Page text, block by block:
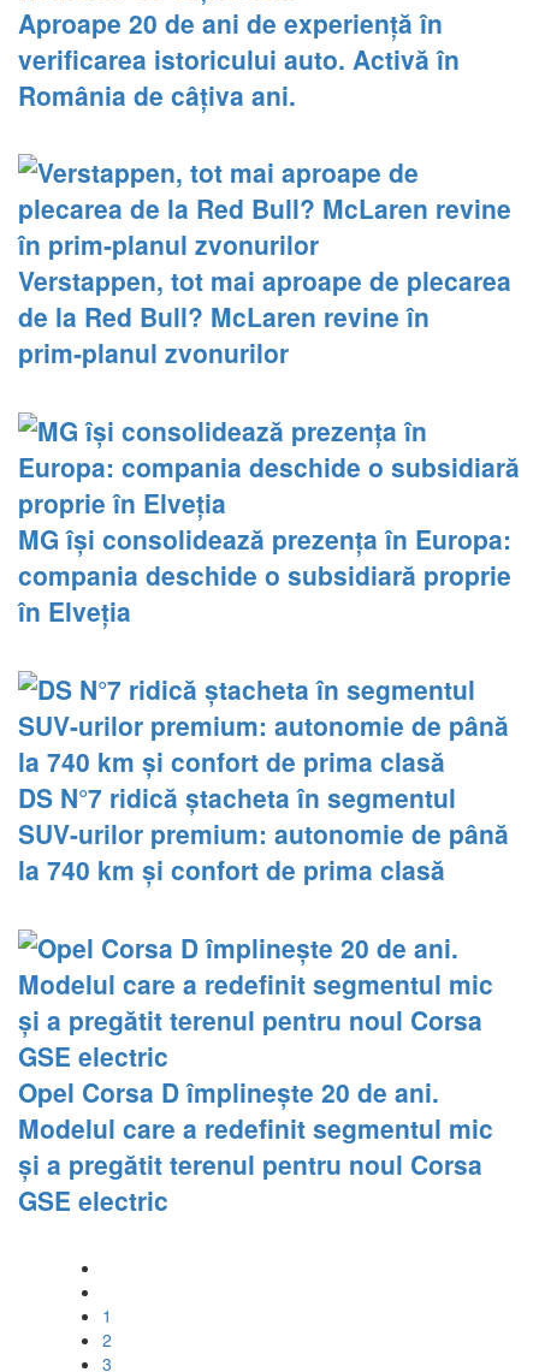
Aproape 20 de ani de experiență în
verificarea istoricului auto. Activă în
România de câțiva ani.
Verstappen, tot mai aproape de plecarea
de la Red Bull? McLaren revine în
prim‑planul zvonurilor
MG își consolidează prezența în Europa:
compania deschide o subsidiară proprie
în Elveția
DS N°7 ridică ștacheta în segmentul
SUV-urilor premium: autonomie de până
la 740 km și confort de prima clasă
Opel Corsa D împlinește 20 de ani.
Modelul care a redefinit segmentul mic
și a pregătit terenul pentru noul Corsa
GSE electric
1
2
3